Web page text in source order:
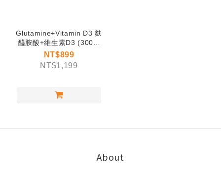
Glutamine+Vitamin D3 麩
醯胺酸+維生素D3 (300g/
袋)
NT$899
NT$1,199
About